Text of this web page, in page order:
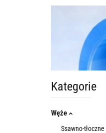
Kategorie
Węże
Ssawno-tłoczne